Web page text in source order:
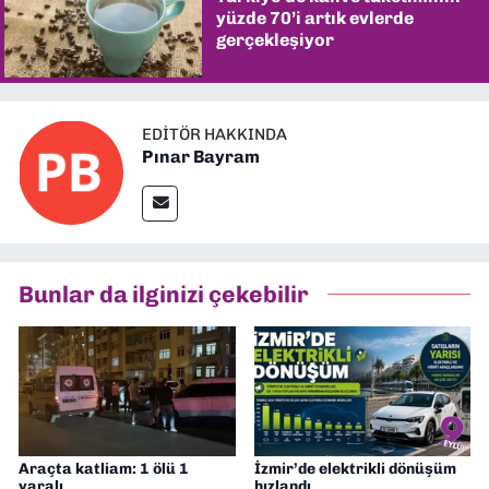
yüzde 70’i artık evlerde
gerçekleşiyor
EDITÖR HAKKINDA
Pınar Bayram
Bunlar da ilginizi çekebilir
Araçta katliam: 1 ölü 1
İzmir’de elektrikli dönüşüm